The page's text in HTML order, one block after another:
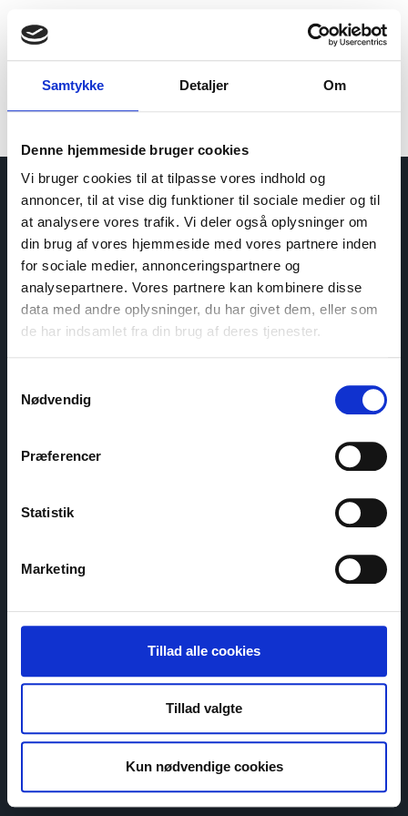
Samtykke Detaljer Om
Denne hjemmeside bruger cookies
Vi bruger cookies til at tilpasse vores indhold og
annoncer, til at vise dig funktioner til sociale medier og til
at analysere vores trafik. Vi deler også oplysninger om
din brug af vores hjemmeside med vores partnere inden
for sociale medier, annonceringspartnere og
analysepartnere. Vores partnere kan kombinere disse
data med andre oplysninger, du har givet dem, eller som
de har indsamlet fra din brug af deres tjenester.
Nødvendig
Præferencer
Statistik
Marketing
Tillad alle cookies
Tillad valgte
Kun nødvendige cookies